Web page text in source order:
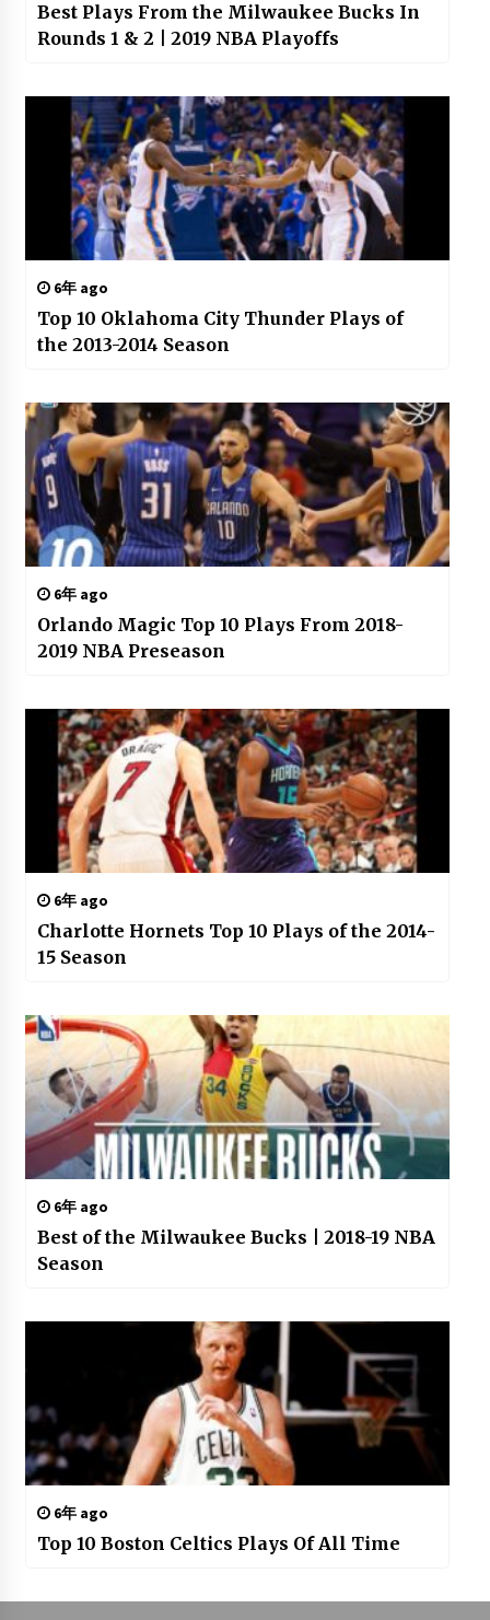
Best Plays From the Milwaukee Bucks In
Rounds 1 & 2 | 2019 NBA Playoffs
6年 ago
Top 10 Oklahoma City Thunder Plays of
the 2013-2014 Season
6年 ago
Orlando Magic Top 10 Plays From 2018-
2019 NBA Preseason
6年 ago
Charlotte Hornets Top 10 Plays of the 2014-
15 Season
6年 ago
Best of the Milwaukee Bucks | 2018-19 NBA
Season
6年 ago
Top 10 Boston Celtics Plays Of All Time